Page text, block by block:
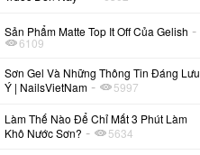
Sản Phẩm Matte Top It Off Của Gelish -
6109
Sơn Gel Và Những Thông Tin Đáng Lưu
Ý | NailsVietNam- 5997
Làm Thế Nào Để Chỉ Mất 3 Phút Làm
Khô Nước Sơn? - 5634